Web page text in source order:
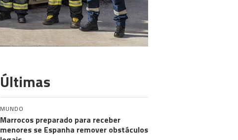
Últimas
MUNDO
Marrocos preparado para receber
menores se Espanha remover obstáculos